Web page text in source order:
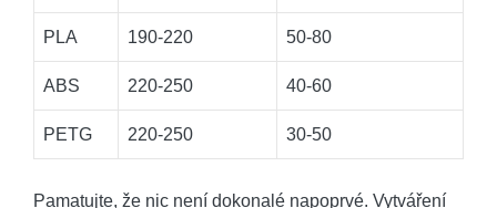
PLA 190-220 50-80
ABS 220-250 40-60
PETG 220-250 30-50
Pamatujte, že nic není dokonalé napoprvé. Vytváření